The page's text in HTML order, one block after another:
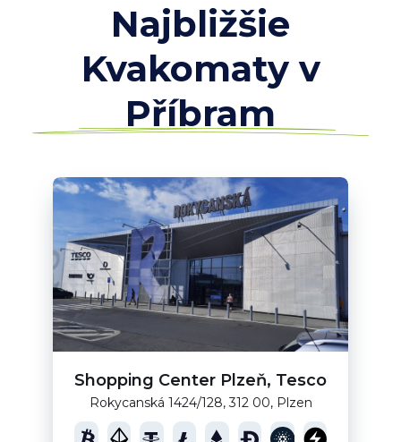
Najbližšie
Kvakomaty v
Příbram
Shopping Center Plzeň, Tesco
Rokycanská 1424/128, 312 00, Plzen